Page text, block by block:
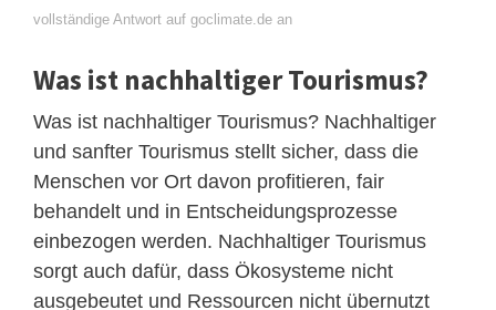
vollständige Antwort auf goclimate.de an
Was ist nachhaltiger Tourismus?
Was ist nachhaltiger Tourismus? Nachhaltiger
und sanfter Tourismus stellt sicher, dass die
Menschen vor Ort davon profitieren, fair
behandelt und in Entscheidungsprozesse
einbezogen werden. Nachhaltiger Tourismus
sorgt auch dafür, dass Ökosysteme nicht
ausgebeutet und Ressourcen nicht übernutzt